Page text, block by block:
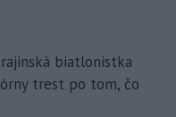
biatlonistka
trest po tom, čo